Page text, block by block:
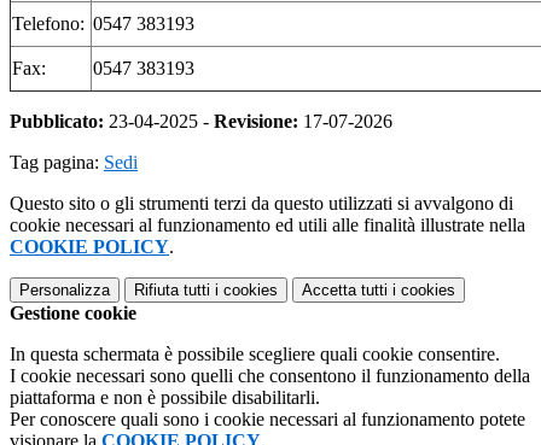
Telefono: 0547 383193
Fax: 0547 383193
Pubblicato: 23-04-2025 - Revisione: 17-07-2026
Tag pagina: Sedi
Questo sito o gli strumenti terzi da questo utilizzati si avvalgono di
cookie necessari al funzionamento ed utili alle finalità illustrate nella
COOKIE POLICY.
Personalizza Rifiuta tutti i cookies Accetta tutti i cookies
Gestione cookie
In questa schermata è possibile scegliere quali cookie consentire.
I cookie necessari sono quelli che consentono il funzionamento della
piattaforma e non è possibile disabilitarli.
Per conoscere quali sono i cookie necessari al funzionamento potete
visionare la COOKIE POLICY.